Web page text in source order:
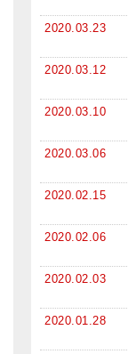
2020.03.23
2020.03.12
2020.03.10
2020.03.06
2020.02.15
2020.02.06
2020.02.03
2020.01.28